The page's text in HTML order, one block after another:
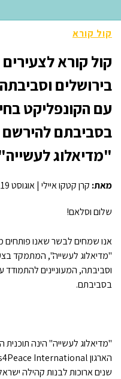
קול קורא
קול קורא
בירושלים
עם הקונפליקט
בסביבתם
"מדיאלוג
מאת: קרן קטקו איילי |אוגוסט 19, 2016
שלום וסלאם!
אנו שמחים לבשר שאנו
"מדיאלוג לעשייה", המתמקד
וסביבתה, המעוניינים להתמודד
בסביבתם.
שנים ארוכות לבנות קהילה